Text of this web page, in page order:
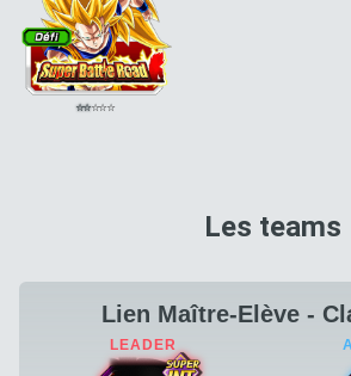
⭐⭐⭐⭐⭐
Les teams
Lien Maître-Elève -